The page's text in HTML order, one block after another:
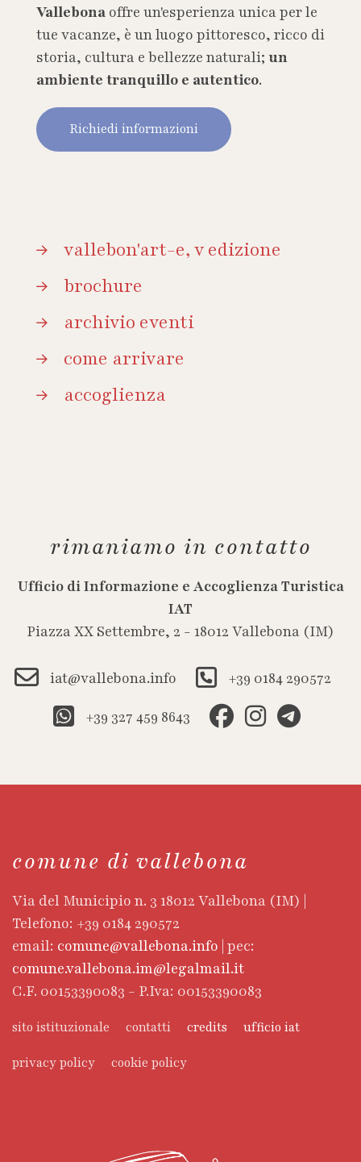
Vallebona offre un'esperienza unica per le
tue vacanze, è un luogo pittoresco, ricco di
storia, cultura e bellezze naturali; un
ambiente tranquillo e autentico.
Richiedi informazioni
vallebon'art-e, v edizione
brochure
archivio eventi
come arrivare
accoglienza
rimaniamo in contatto
Ufficio di Informazione e Accoglienza Turistica
IAT
Piazza XX Settembre, 2 - 18012 Vallebona (IM)
iat@vallebona.info
+39 0184 290572
+39 327 459 8643
comune di vallebona
Via del Municipio n. 3 18012 Vallebona (IM) |
Telefono: +39 0184 290572
email: comune@vallebona.info | pec:
comune.vallebona.im@legalmail.it
C.F. 00153390083 - P.Iva: 00153390083
sito istituzionale contatti credits ufficio iat
privacy policy cookie policy